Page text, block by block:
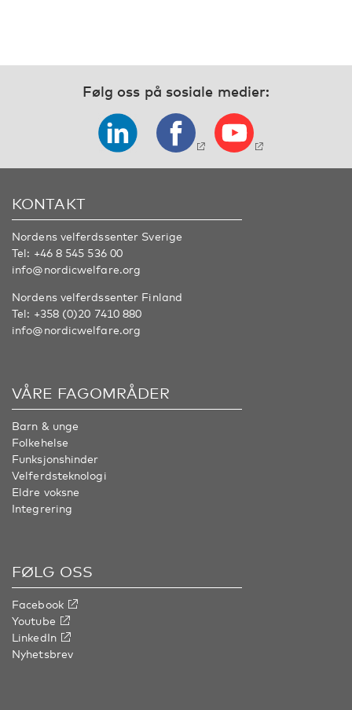
Følg oss på sosiale medier:
KONTAKT
Nordens velferdssenter Sverige
Tel: +46 8 545 536 00
info@nordicwelfare.org
Nordens velferdssenter Finland
Tel: +358 (0)20 7410 880
info@nordicwelfare.org
VÅRE FAGOMRÅDER
Barn & unge
Folkehelse
Funksjonshinder
Velferdsteknologi
Eldre voksne
Integrering
FØLG OSS
Facebook
Youtube
LinkedIn
Nyhetsbrev